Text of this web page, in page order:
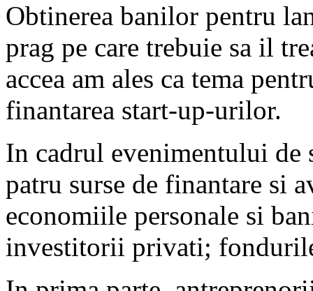
Obtinerea banilor pentru
prag pe care trebuie sa il
accea am ales ca tema
finantarea start-up-urilor.
In cadrul evenimentului de
patru surse de finantare si
economiile personale si
investitorii privati;